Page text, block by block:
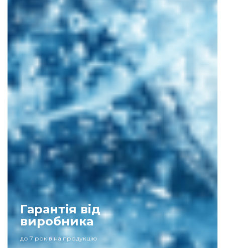
Гарантія від
виробника
до 7 років на продукцію